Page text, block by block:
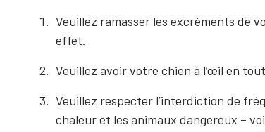
Veuillez ramasser les excréments de
effet.
Veuillez avoir votre chien à l’œil en
Veuillez respecter l’interdiction de
chaleur et les animaux dangereux –